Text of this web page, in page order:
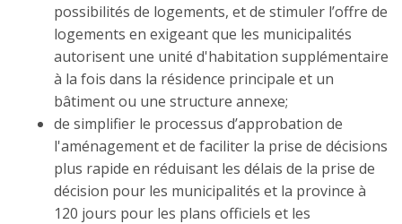
possibilités de logements, et de stimuler l’offre de
logements en exigeant que les municipalités
autorisent une unité d'habitation supplémentaire
à la fois dans la résidence principale et un
bâtiment ou une structure annexe;
de simplifier le processus d’approbation de
l'aménagement et de faciliter la prise de décisions
plus rapide en réduisant les délais de la prise de
décision pour les municipalités et la province à
120 jours pour les plans officiels et les